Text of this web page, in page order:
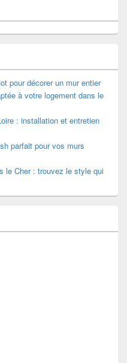
pour décorer un mur entier
à votre logement dans le
: installation et entretien
parfait pour vos murs
le Cher : trouvez le style qui